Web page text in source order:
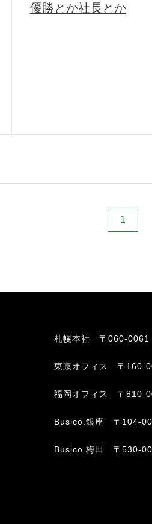
優勝とか社長とか
1
札幌本社 〒060-0061
東京オフィス 〒160-
福岡オフィス 〒810-
Busico.銀座 〒104-
Busico.梅田 〒530-